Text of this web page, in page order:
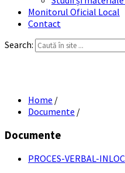
Monitorul Oficial Local
Contact
Search:
Home /
Documente /
Documente
PROCES-VERBAL-